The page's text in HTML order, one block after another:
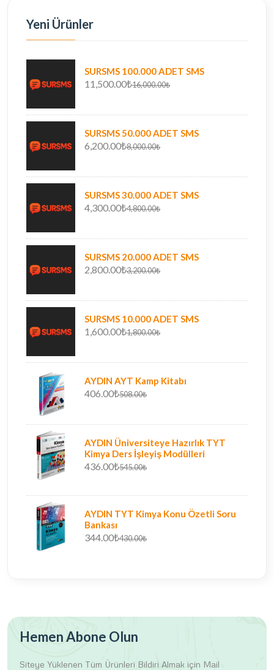
Yeni Ürünler
SURSMS 100.000 ADET SMS
11,500.00₺16,000.00₺
SURSMS 50.000 ADET SMS
6,200.00₺8,000.00₺
SURSMS 30.000 ADET SMS
4,300.00₺4,800.00₺
SURSMS 20.000 ADET SMS
2,800.00₺3,200.00₺
SURSMS 10.000 ADET SMS
1,600.00₺1,800.00₺
AYDIN AYT Kamp Kitabı
406.00₺508.00₺
AYDIN Üniversiteye Hazırlık TYT
Kimya Ders İşleyiş Modülleri
436.00₺545.00₺
AYDIN TYT Kimya Konu Özetli Soru
Bankası
344.00₺430.00₺
Hemen Abone Olun
Siteye Yüklenen Tüm Ürünleri Bildiri Almak için Mail